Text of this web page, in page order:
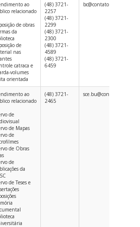
ao
relacionado
de obras
da
de
nas
catraca e
volumes
orientada
(48) 3721-
2257
(48) 3721-
2299
(48) 3721-
2300
(48) 3721-
4589
(48) 3721-
6459
bc@contato.ufsc.br
ao
relacionado
de
de Mapas
de
de Obras
de
da
de Teses e
(48) 3721-
2465
sce.bu@contato.ufsc.br